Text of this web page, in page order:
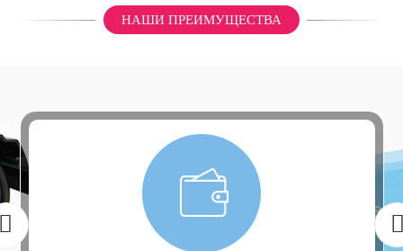
НАШИ ПРЕИМУЩЕСТВА